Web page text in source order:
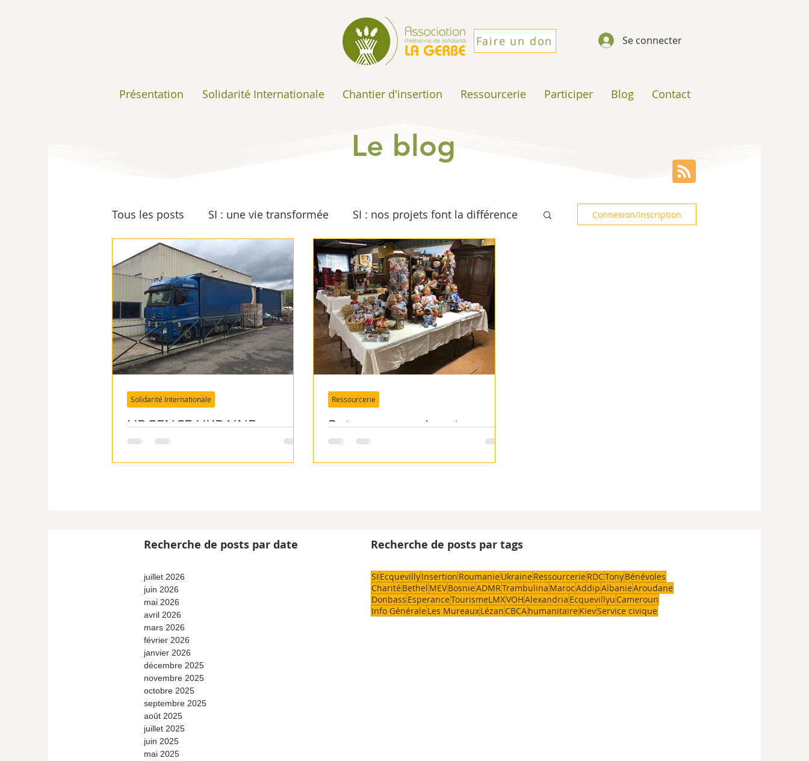
Se connecter
Faire un don
Présentation Solidarité Internationale Chantier d'insertion Ressourcerie Participer Blog Contact
Le blog
Tous les posts SI : une vie transformée SI : nos projets font la différence
Insertion Ressourcerie Solidarité Internationale Espérance
Bénévoles Contact SI : Roumanie SI : Ukraine SI : Bosnie
SI : RDCongo SI : Cameroun SI : Maroc SI Roumanie - ADDIP
SI Roumanie - ADMR SI Roumanie - Trambulina
Connexion/Inscription
URGENCE UKRAINE : vous
nous avez aidé à les aider
Solidarité Internationale
Retrouver vos jouets
d'antan
Ressourcerie
Recherche de posts par date
juillet 2026
juin 2026
mai 2026
avril 2026
mars 2026
février 2026
janvier 2026
décembre 2025
novembre 2025
octobre 2025
septembre 2025
août 2025
juillet 2025
juin 2025
mai 2025
Recherche de posts par tags
SI EcquevillyInsertion RoumanieUkraineRessourcerieRDCTonyBénévoles
CharitéBethel MEVBosnieADMRTrambulina MarocAddipAlbanieAroudane
Donbass EsperanceTourismeLMXVOHAlexandria Ecquevillyu Cameroun
Info GénéraleLes MureauxLézan CBCAhumanitaireKievService civique